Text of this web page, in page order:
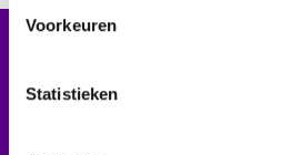
Voorkeuren
Statistieken